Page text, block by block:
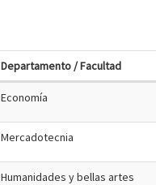
Departamento / Facultad
Economía
Mercadotecnia
Humanidades y bellas artes